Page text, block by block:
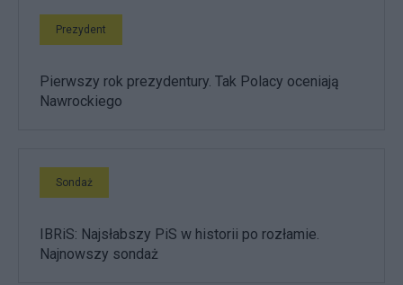
Prezydent
Pierwszy rok prezydentury. Tak Polacy oceniają
Nawrockiego
Sondaż
IBRiS: Najsłabszy PiS w historii po rozłamie.
Najnowszy sondaż